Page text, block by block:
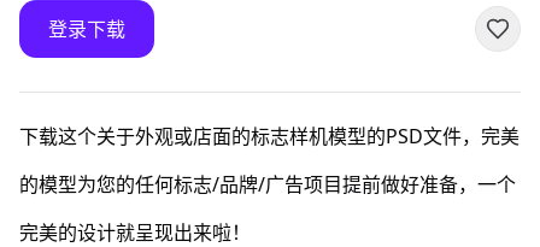
登录下载
下载这个关于外观或店面的标志样机模型的PSD文件，完美
的模型为您的任何标志/品牌/广告项目提前做好准备，一个
完美的设计就呈现出来啦！